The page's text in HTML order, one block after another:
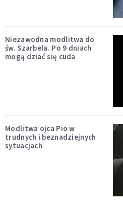
Niezawodna modlitwa do
św. Szarbela. Po 9 dniach
mogą dziać się cuda
Modlitwa ojca Pio w
trudnych i beznadziejnych
sytuacjach